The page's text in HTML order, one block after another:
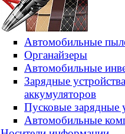
Автомобильные
Органайзеры
Автомобильные
Зарядные
аккумуляторов
Пусковые зарядные
Автомобильные